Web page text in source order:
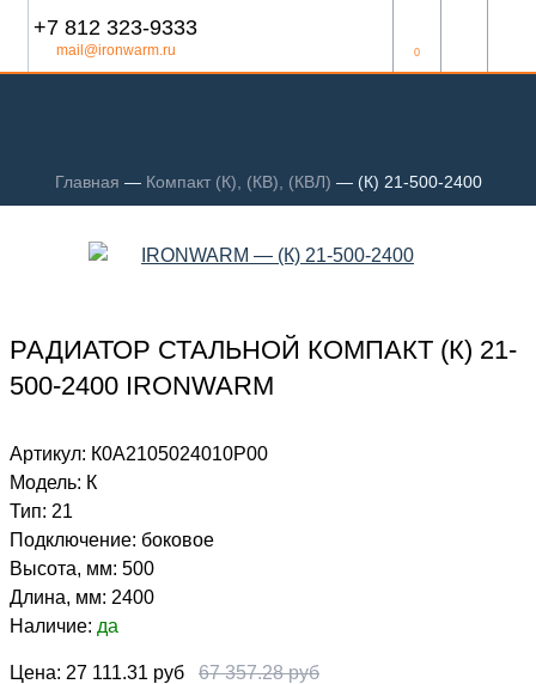
+7 812 323-9333
mail@ironwarm.ru 0
Главная — Компакт (К), (КВ), (КВЛ) — (К) 21-500-2400
РАДИАТОР СТАЛЬНОЙ КОМПАКТ (К) 21-
500-2400 IRONWARM
Артикул: К0А2105024010P00
Модель: К
Тип: 21
Подключение: боковое
Высота, мм: 500
Длина, мм: 2400
Наличие: да
Цена: 27 111.31 руб 67 357.28 руб